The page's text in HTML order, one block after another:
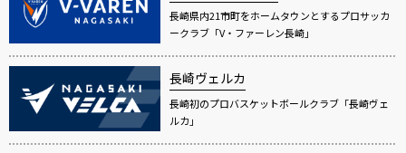
長崎県内21市町をホームタウンとするプロサッカ
ークラブ「V・ファーレン長崎」
長崎ヴェルカ
長崎初のプロバスケットボールクラブ「長崎ヴェ
ルカ」